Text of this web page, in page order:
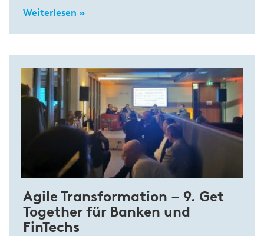
Weiterlesen »
Agile Transformation – 9. Get
Together für Banken und
FinTechs